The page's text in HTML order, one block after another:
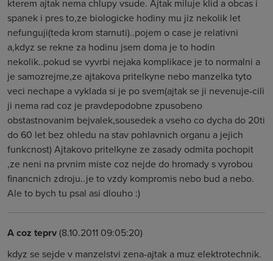
kterem ajtak nema chlupy vsude. Ajtak miluje klid a obcas i
spanek i pres to,ze biologicke hodiny mu jiz nekolik let
nefunguji(teda krom starnuti)..pojem o case je relativni
a,kdyz se rekne za hodinu jsem doma je to hodin
nekolik..pokud se vyvrbi nejaka komplikace je to normalni a
je samozrejme,ze ajtakova pritelkyne nebo manzelka tyto
veci nechape a vyklada si je po svem(ajtak se ji nevenuje-cili
ji nema rad coz je pravdepodobne zpusobeno
obstastnovanim bejvalek,sousedek a vseho co dycha do 20ti
do 60 let bez ohledu na stav pohlavnich organu a jejich
funkcnost) Ajtakovo pritelkyne ze zasady odmita pochopit
,ze neni na prvnim miste coz nejde do hromady s vyrobou
financnich zdroju..je to vzdy kompromis nebo bud a nebo.
Ale to bych tu psal asi dlouho :)
A coz teprv(8.10.2011 09:05:20)
kdyz se sejde v manzelstvi zena-ajtak a muz elektrotechnik.